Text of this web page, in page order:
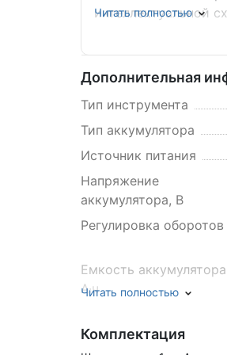
интеллектуальной
режима работы при
мощных
вентиляционные
прорезиненная
Читать полностью
Дополнительная
Тип инструмента
Тип аккумулятора
Источник питания
Напряжение
аккумулятора, В
Регулировка оборотов
Емкость
А·ч
мин
Читать полностью
Комплектация